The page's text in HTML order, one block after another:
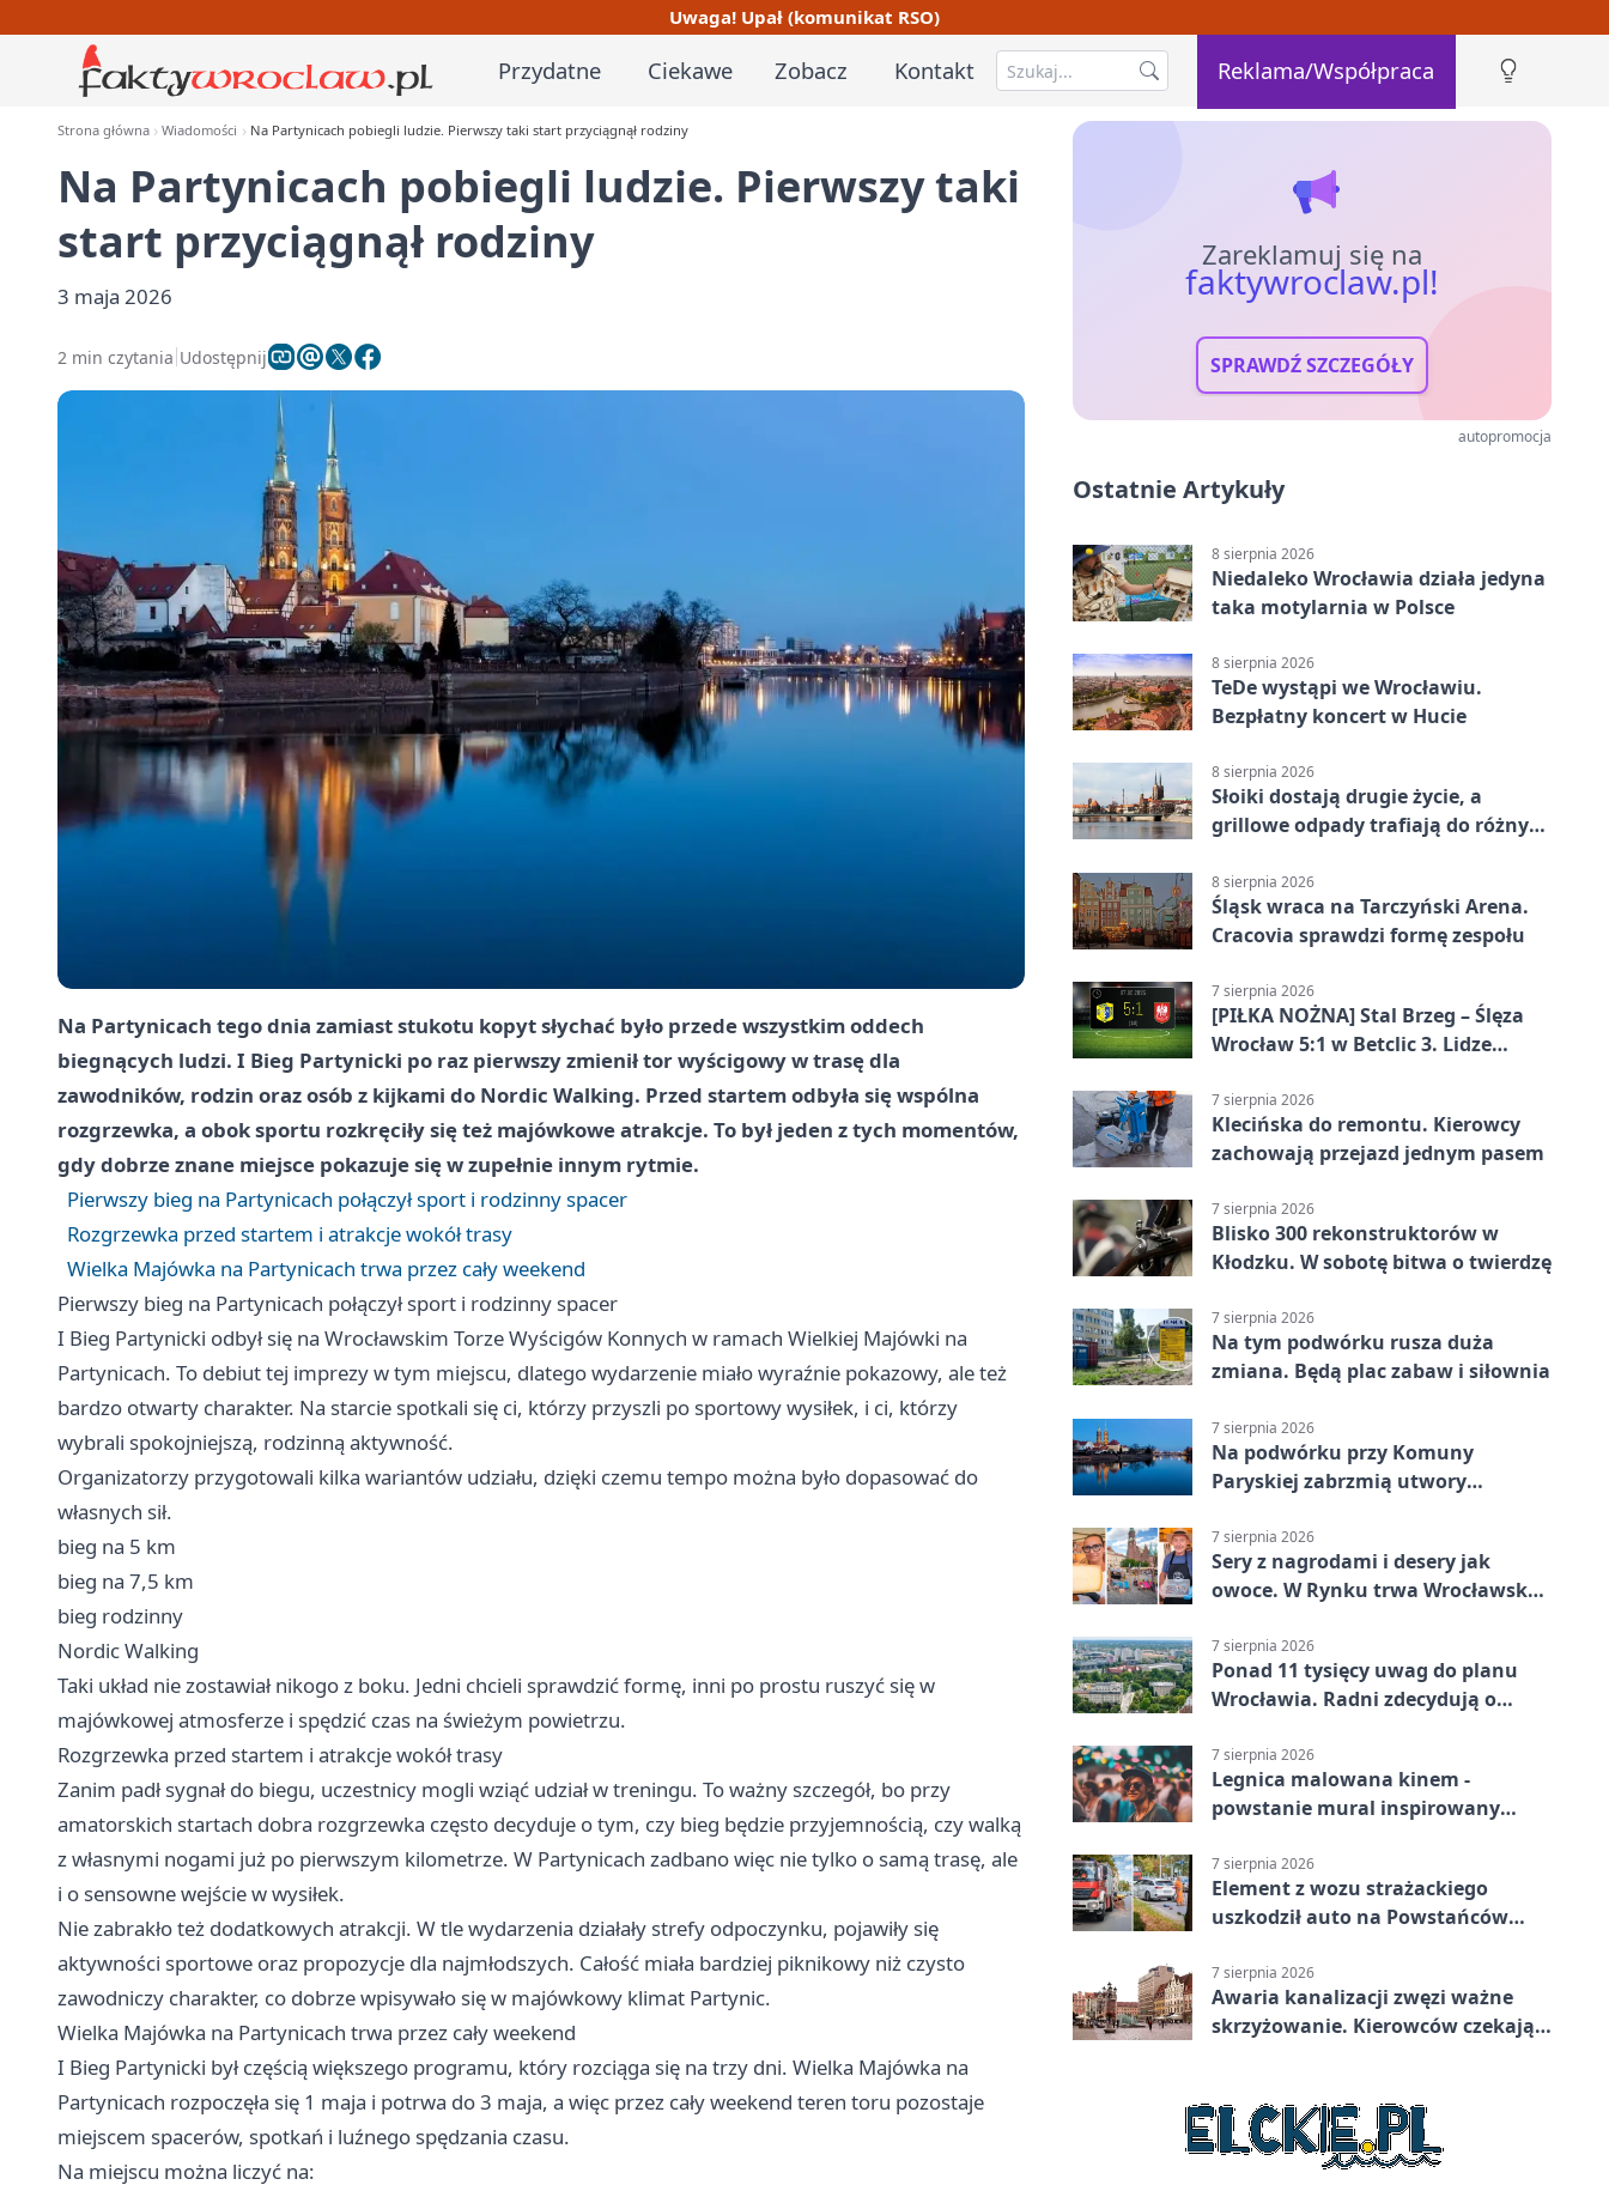
Uwaga! Upał (komunikat RSO)
Przydatne Ciekawe Zobacz Kontakt Reklama/Współpraca
Strona główna Wiadomości Na Partynicach pobiegli ludzie. Pierwszy taki start przyciągnął rodziny
Na Partynicach pobiegli ludzie. Pierwszy taki
start przyciągnął rodziny
3 maja 2026
2 min czytania Udostępnij
Na Partynicach tego dnia zamiast stukotu kopyt słychać było przede wszystkim oddech
biegnących ludzi. I Bieg Partynicki po raz pierwszy zmienił tor wyścigowy w trasę dla
zawodników, rodzin oraz osób z kijkami do Nordic Walking. Przed startem odbyła się wspólna
rozgrzewka, a obok sportu rozkręciły się też majówkowe atrakcje. To był jeden z tych momentów,
gdy dobrze znane miejsce pokazuje się w zupełnie innym rytmie.
Pierwszy bieg na Partynicach połączył sport i rodzinny spacer
Rozgrzewka przed startem i atrakcje wokół trasy
Wielka Majówka na Partynicach trwa przez cały weekend
Pierwszy bieg na Partynicach połączył sport i rodzinny spacer
I Bieg Partynicki odbył się na Wrocławskim Torze Wyścigów Konnych w ramach Wielkiej Majówki na
Partynicach. To debiut tej imprezy w tym miejscu, dlatego wydarzenie miało wyraźnie pokazowy, ale też
bardzo otwarty charakter. Na starcie spotkali się ci, którzy przyszli po sportowy wysiłek, i ci, którzy
wybrali spokojniejszą, rodzinną aktywność.
Organizatorzy przygotowali kilka wariantów udziału, dzięki czemu tempo można było dopasować do
własnych sił.
bieg na 5 km
bieg na 7,5 km
bieg rodzinny
Nordic Walking
Taki układ nie zostawiał nikogo z boku. Jedni chcieli sprawdzić formę, inni po prostu ruszyć się w
majówkowej atmosferze i spędzić czas na świeżym powietrzu.
Rozgrzewka przed startem i atrakcje wokół trasy
Zanim padł sygnał do biegu, uczestnicy mogli wziąć udział w treningu. To ważny szczegół, bo przy
amatorskich startach dobra rozgrzewka często decyduje o tym, czy bieg będzie przyjemnością, czy walką
z własnymi nogami już po pierwszym kilometrze. W Partynicach zadbano więc nie tylko o samą trasę, ale
i o sensowne wejście w wysiłek.
Nie zabrakło też dodatkowych atrakcji. W tle wydarzenia działały strefy odpoczynku, pojawiły się
aktywności sportowe oraz propozycje dla najmłodszych. Całość miała bardziej piknikowy niż czysto
zawodniczy charakter, co dobrze wpisywało się w majówkowy klimat Partynic.
Wielka Majówka na Partynicach trwa przez cały weekend
I Bieg Partynicki był częścią większego programu, który rozciąga się na trzy dni. Wielka Majówka na
Partynicach rozpoczęła się 1 maja i potrwa do 3 maja, a więc przez cały weekend teren toru pozostaje
miejscem spacerów, spotkań i luźnego spędzania czasu.
Na miejscu można liczyć na:
Zareklamuj się na
faktywroclaw.pl!
SPRAWDŹ SZCZEGÓŁY
autopromocja
Ostatnie Artykuły
8 sierpnia 2026
Niedaleko Wrocławia działa jedyna
taka motylarnia w Polsce
8 sierpnia 2026
TeDe wystąpi we Wrocławiu.
Bezpłatny koncert w Hucie
8 sierpnia 2026
Słoiki dostają drugie życie, a
grillowe odpady trafiają do różnych
8 sierpnia 2026
Śląsk wraca na Tarczyński Arena.
Cracovia sprawdzi formę zespołu
7 sierpnia 2026
[PIŁKA NOŻNA] Stal Brzeg – Ślęza
Wrocław 5:1 w Betclic 3. Lidze
porażka wrocławian
7 sierpnia 2026
Klecińska do remontu. Kierowcy
zachowają przejazd jednym pasem
7 sierpnia 2026
Blisko 300 rekonstruktorów w
Kłodzku. W sobotę bitwa o twierdzę
7 sierpnia 2026
Na tym podwórku rusza duża
zmiana. Będą plac zabaw i siłownia
7 sierpnia 2026
Na podwórku przy Komuny
Paryskiej zabrzmią utwory
7 sierpnia 2026
Sery z nagrodami i desery jak
owoce. W Rynku trwa Wrocławska
7 sierpnia 2026
Ponad 11 tysięcy uwag do planu
Wrocławia. Radni zdecydują o
7 sierpnia 2026
Legnica malowana kinem -
powstanie mural inspirowany
7 sierpnia 2026
Element z wozu strażackiego
uszkodził auto na Powstańców
7 sierpnia 2026
Awaria kanalizacji zwęzi ważne
skrzyżowanie. Kierowców czekają